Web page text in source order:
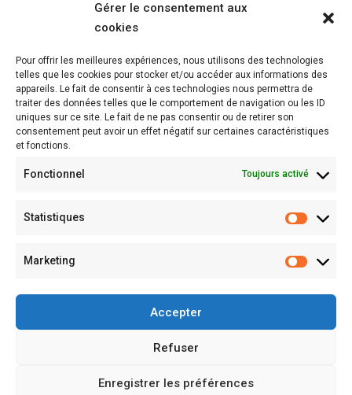
Gérer le consentement aux
cookies
Pour offrir les meilleures expériences, nous utilisons des technologies
telles que les cookies pour stocker et/ou accéder aux informations des
appareils. Le fait de consentir à ces technologies nous permettra de
traiter des données telles que le comportement de navigation ou les ID
uniques sur ce site. Le fait de ne pas consentir ou de retirer son
consentement peut avoir un effet négatif sur certaines caractéristiques
et fonctions.
Fonctionnel Toujours activé
Statistiques
Marketing
Accepter
Refuser
Enregistrer les préférences
Liens rapides...
École Directe
École du Sacré Cœur
Direction diocésaine
...et amis
Secrétariat de l’enseignement catholique